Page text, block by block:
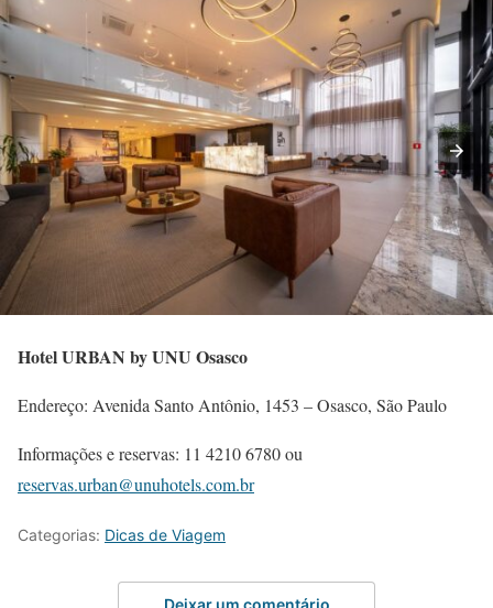
Hotel URBAN by UNU Osasco
Endereço: Avenida Santo Antônio, 1453 – Osasco, São Paulo
Informações e reservas: 11 4210 6780 ou
reservas.urban@unuhotels.com.br
Categorias: Dicas de Viagem
Deixar um comentário